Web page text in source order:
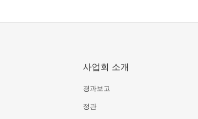
사업회 소개
경과보고
정관